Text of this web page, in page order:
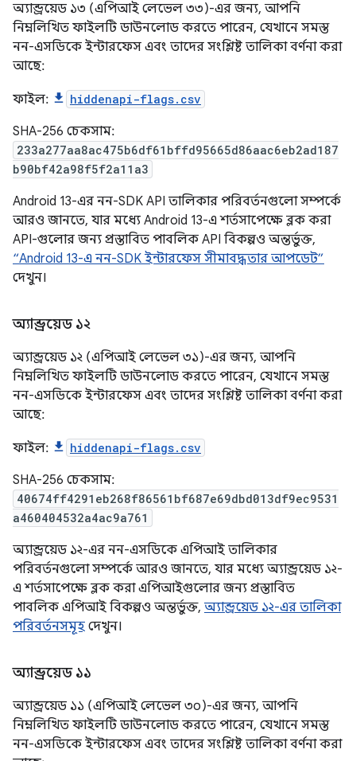
অ্যান্ড্রয়েড ১৩ (এপিআই লেভেল ৩৩)-এর জন্য, আপনি
নিম্নলিখিত ফাইলটি ডাউনলোড করতে পারেন, যেখানে সমস্ত
নন-এসডিকে ইন্টারফেস এবং তাদের সংশ্লিষ্ট তালিকা বর্ণনা করা
আছে:
ফাইল: hiddenapi-flags.csv
SHA-256 চেকসাম:
233a277aa8ac475b6df61bffd95665d86aac6eb2ad187
b90bf42a98f5f2a11a3
Android 13-এর নন-SDK API তালিকার পরিবর্তনগুলো সম্পর্কে
আরও জানতে, যার মধ্যে Android 13-এ শর্তসাপেক্ষে ব্লক করা
API-গুলোর জন্য প্রস্তাবিত পাবলিক API বিকল্পও অন্তর্ভুক্ত,
“Android 13-এ নন-SDK ইন্টারফেস সীমাবদ্ধতার আপডেট”
দেখুন।
অ্যান্ড্রয়েড ১২
অ্যান্ড্রয়েড ১২ (এপিআই লেভেল ৩১)-এর জন্য, আপনি
নিম্নলিখিত ফাইলটি ডাউনলোড করতে পারেন, যেখানে সমস্ত
নন-এসডিকে ইন্টারফেস এবং তাদের সংশ্লিষ্ট তালিকা বর্ণনা করা
আছে:
ফাইল: hiddenapi-flags.csv
SHA-256 চেকসাম:
40674ff4291eb268f86561bf687e69dbd013df9ec9531
a460404532a4ac9a761
অ্যান্ড্রয়েড ১২-এর নন-এসডিকে এপিআই তালিকার
পরিবর্তনগুলো সম্পর্কে আরও জানতে, যার মধ্যে অ্যান্ড্রয়েড ১২-
এ শর্তসাপেক্ষে ব্লক করা এপিআইগুলোর জন্য প্রস্তাবিত
পাবলিক এপিআই বিকল্পও অন্তর্ভুক্ত, অ্যান্ড্রয়েড ১২-এর তালিকা
পরিবর্তনসমূহ দেখুন।
অ্যান্ড্রয়েড ১১
অ্যান্ড্রয়েড ১১ (এপিআই লেভেল ৩০)-এর জন্য, আপনি
নিম্নলিখিত ফাইলটি ডাউনলোড করতে পারেন, যেখানে সমস্ত
নন-এসডিকে ইন্টারফেস এবং তাদের সংশ্লিষ্ট তালিকা বর্ণনা করা